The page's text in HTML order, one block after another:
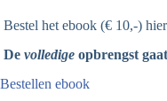
Bestel het ebook (€ 10,-)
De volledige opbrengst
Bestellen ebook